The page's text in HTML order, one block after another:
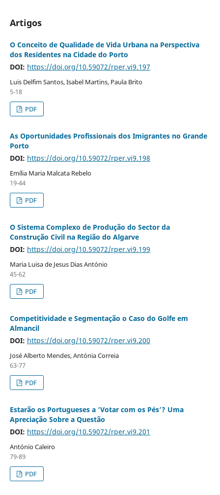
Artigos
O Conceito de Qualidade de Vida Urbana na Perspectiva
dos Residentes na Cidade do Porto
DOI: https://doi.org/10.59072/rper.vi9.197
Luis Delfim Santos, Isabel Martins, Paula Brito
5-18
PDF
As Oportunidades Profissionais dos Imigrantes no Grande
Porto
DOI: https://doi.org/10.59072/rper.vi9.198
Emília Maria Malcata Rebelo
19-44
PDF
O Sistema Complexo de Produção do Sector da
Construção Civil na Região do Algarve
DOI: https://doi.org/10.59072/rper.vi9.199
Maria Luisa de Jesus Dias António
45-62
PDF
Competitividade e Segmentação o Caso do Golfe em
Almancil
DOI: https://doi.org/10.59072/rper.vi9.200
José Alberto Mendes, Antónia Correia
63-77
PDF
Estarão os Portugueses a ‘Votar com os Pés’? Uma
Apreciação Sobre a Questão
DOI: https://doi.org/10.59072/rper.vi9.201
António Caleiro
79-89
PDF